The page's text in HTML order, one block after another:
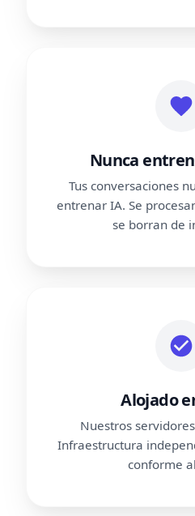
Nunca
Tus conversaciones
entrenar IA. Se
se borran de
Alojado
Nuestros
Infraestructura
conforme